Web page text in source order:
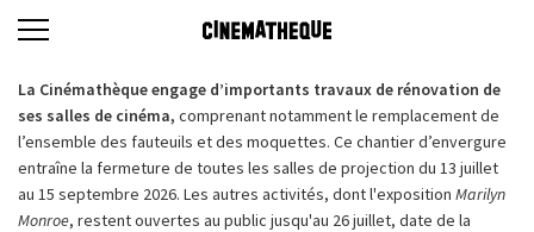
La Cinémathèque engage d’importants travaux de rénovation de
ses salles de cinéma, comprenant notamment le remplacement de
l’ensemble des fauteuils et des moquettes. Ce chantier d’envergure
entraîne la fermeture de toutes les salles de projection du 13 juillet
au 15 septembre 2026. Les autres activités, dont l'exposition Marilyn
Monroe, restent ouvertes au public jusqu'au 26 juillet, date de la